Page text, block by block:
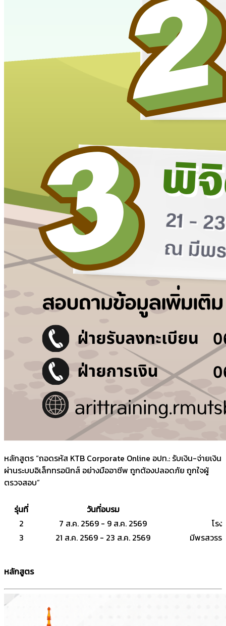
หลักสูตร “ถอดรหัส KTB Corporate Online อปท.: รับเงิน-จ่ายเงิน
ผ่านระบบอิเล็กทรอนิกส์ อย่างมืออาชีพ ถูกต้องปลอดภัย ถูกใจผู้
ตรวจสอบ”
รุ่นที่
วันที่อบรม
2
7 ส.ค. 2569 - 9 ส.ค. 2569
โร
3
21 ส.ค. 2569 - 23 ส.ค. 2569 มีพรสวรร
หลักสูตร